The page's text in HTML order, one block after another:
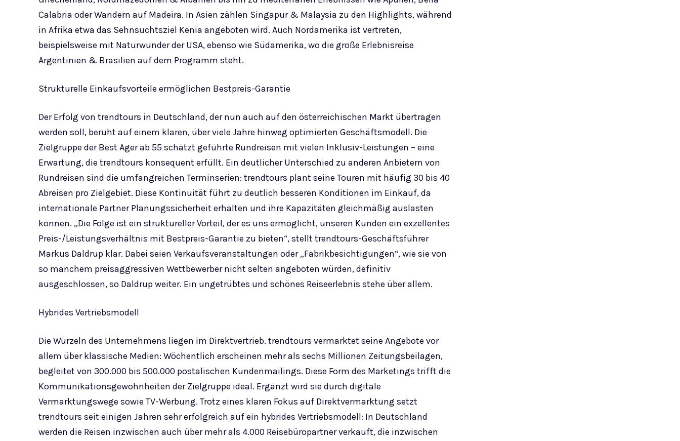
Calabria oder Wandern auf Madeira. In Asien zählen Singapur & Malaysia zu den Highlights, während
in Afrika etwa das Sehnsuchtsziel Kenia angeboten wird. Auch Nordamerika ist vertreten,
beispielsweise mit Naturwunder der USA, ebenso wie Südamerika, wo die große Erlebnisreise
Argentinien & Brasilien auf dem Programm steht.
Strukturelle Einkaufsvorteile ermöglichen Bestpreis-Garantie
Der Erfolg von trendtours in Deutschland, der nun auch auf den österreichischen Markt übertragen
werden soll, beruht auf einem klaren, über viele Jahre hinweg optimierten Geschäftsmodell. Die
Zielgruppe der Best Ager ab 55 schätzt geführte Rundreisen mit vielen Inklusiv-Leistungen – eine
Erwartung, die trendtours konsequent erfüllt. Ein deutlicher Unterschied zu anderen Anbietern von
Rundreisen sind die umfangreichen Terminserien: trendtours plant seine Touren mit häufig 30 bis 40
Abreisen pro Zielgebiet. Diese Kontinuität führt zu deutlich besseren Konditionen im Einkauf, da
internationale Partner Planungssicherheit erhalten und ihre Kapazitäten gleichmäßig auslasten
können. „Die Folge ist ein struktureller Vorteil, der es uns ermöglicht, unseren Kunden ein exzellentes
Preis-/Leistungsverhältnis mit Bestpreis-Garantie zu bieten“, stellt trendtours-Geschäftsführer
Markus Daldrup klar. Dabei seien Verkaufsveranstaltungen oder „Fabrikbesichtigungen“, wie sie von
so manchem preisaggressiven Wettbewerber nicht selten angeboten würden, definitiv
ausgeschlossen, so Daldrup weiter. Ein ungetrübtes und schönes Reiseerlebnis stehe über allem.
Hybrides Vertriebsmodell
Die Wurzeln des Unternehmens liegen im Direktvertrieb. trendtours vermarktet seine Angebote vor
allem über klassische Medien: Wöchentlich erscheinen mehr als sechs Millionen Zeitungsbeilagen,
begleitet von 300.000 bis 500.000 postalischen Kundenmailings. Diese Form des Marketings trifft die
Kommunikationsgewohnheiten der Zielgruppe ideal. Ergänzt wird sie durch digitale
Vermarktungswege sowie TV-Werbung. Trotz eines klaren Fokus auf Direktvermarktung setzt
trendtours seit einigen Jahren sehr erfolgreich auf ein hybrides Vertriebsmodell: In Deutschland
werden die Reisen inzwischen auch über mehr als 4.000 Reisebüropartner verkauft, die inzwischen